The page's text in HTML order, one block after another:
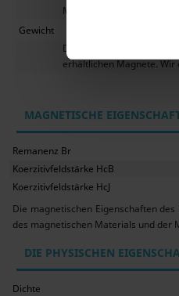
Magneten sowie eine
Gewicht
Die hier angegebenen
erhältlichen Magnete.
MAGNETISCHE
Remanenz Br
Koerzitivfeldstärke HcB
Koerzitivfeldstärke HcJ
Die magnetischen Eigenschaften
des magnetischen Materials und der
DIE PHYSISCHEN
Dichte